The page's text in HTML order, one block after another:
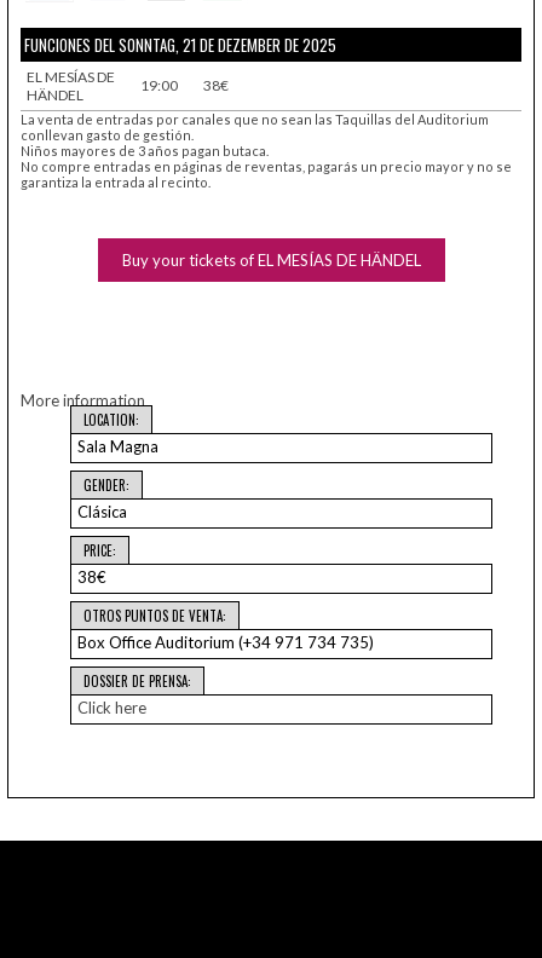
FUNCIONES DEL SONNTAG, 21 DE DEZEMBER DE 2025
EL MESÍAS DE
HÄNDEL
19:00 38€
La venta de entradas por canales que no sean las Taquillas del Auditorium
conllevan gasto de gestión.
Niños mayores de 3 años pagan butaca.
No compre entradas en páginas de reventas, pagarás un precio mayor y no se
garantiza la entrada al recinto.
Buy your tickets of EL MESÍAS DE HÄNDEL
More information
LOCATION:
Sala Magna
GENDER:
Clásica
PRICE:
38€
OTROS PUNTOS DE VENTA:
Box Office Auditorium (+34 971 734 735)
DOSSIER DE PRENSA:
Click here